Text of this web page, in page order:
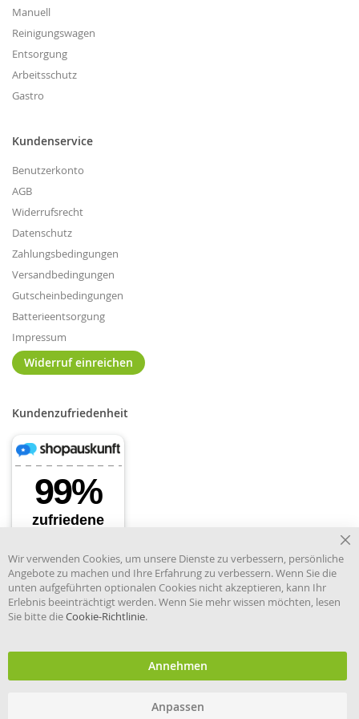
Manuell
Reinigungswagen
Entsorgung
Arbeitsschutz
Gastro
Kundenservice
Benutzerkonto
AGB
Widerrufsrecht
Datenschutz
Zahlungsbedingungen
Versandbedingungen
Gutscheinbedingungen
Batterieentsorgung
Impressum
Widerruf einreichen
Kundenzufriedenheit
Händler im offiziellen Register
und Information.
Wir verwenden Cookies, um unsere Dienste zu verbessern, persönliche
Angebote zu machen und Ihre Erfahrung zu verbessern. Wenn Sie die
unten aufgeführten optionalen Cookies nicht akzeptieren, kann Ihr
Erlebnis beeinträchtigt werden. Wenn Sie mehr wissen möchten, lesen
Sie bitte dieCookie-Richtlinie.
Annehmen
Anpassen